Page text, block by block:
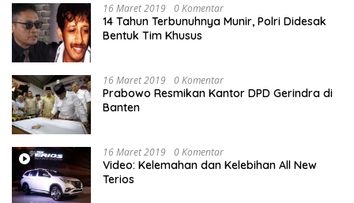
16 Maret 2019 0 Komentar
14 Tahun Terbunuhnya Munir, Polri Didesak
Bentuk Tim Khusus
16 Maret 2019 0 Komentar
Prabowo Resmikan Kantor DPD Gerindra di
Banten
16 Maret 2019 0 Komentar
Video: Kelemahan dan Kelebihan All New
Terios